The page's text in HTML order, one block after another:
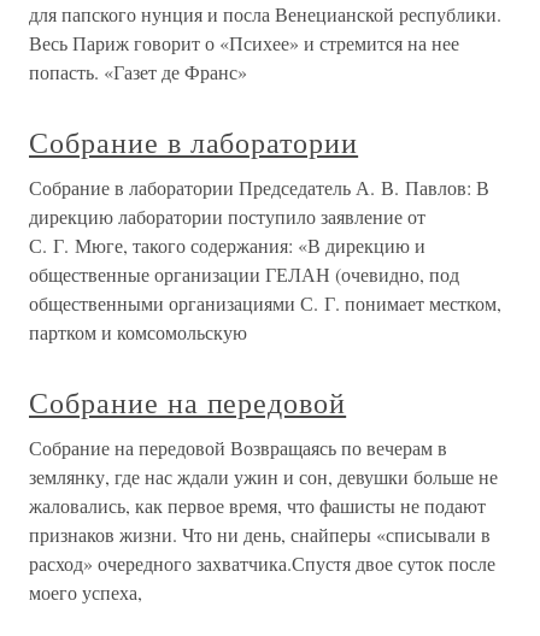
для папского нунция и посла Венецианской республики.
Весь Париж говорит о «Психее» и стремится на нее
попасть. «Газет де Франс»
Собрание в лаборатории
Собрание в лаборатории Председатель А. В. Павлов: В
дирекцию лаборатории поступило заявление от
С. Г. Мюге, такого содержания: «В дирекцию и
общественные организации ГЕЛАН (очевидно, под
общественными организациями С. Г. понимает местком,
партком и комсомольскую
Собрание на передовой
Собрание на передовой Возвращаясь по вечерам в
землянку, где нас ждали ужин и сон, девушки больше не
жаловались, как первое время, что фашисты не подают
признаков жизни. Что ни день, снайперы «списывали в
расход» очередного захватчика.Спустя двое суток после
моего успеха,